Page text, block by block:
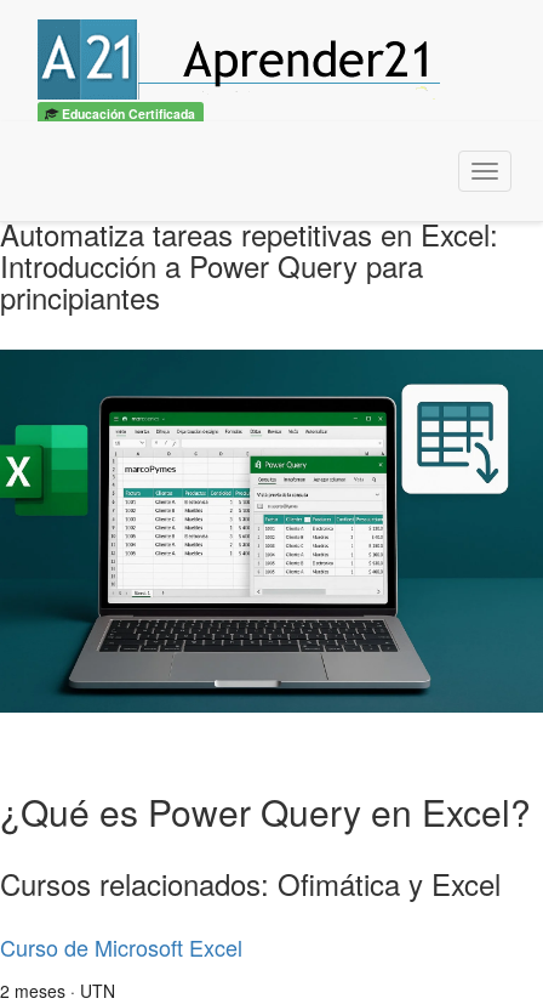
Educación Certificada
Menu
Automatiza tareas repetitivas en Excel:
Introducción a Power Query para
principiantes
¿Qué es Power Query en Excel?
Cursos relacionados: Ofimática y Excel
Curso de Microsoft Excel
2 meses · UTN